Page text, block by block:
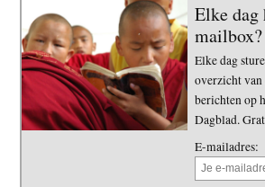
Elke
mailbox?
Elke dag
overzicht van
berichten op
Dagblad.
E-mailadres: